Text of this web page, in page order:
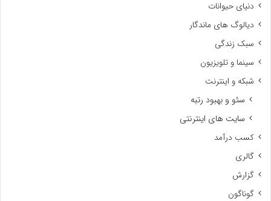
دنیای حیوانات
دیالوگ های ماندگار
سبک زندگی
سینما و تلویزیون
شبکه و اینترنت
سئو و بهبود رتبه
سایت های اینترنتی
کسب درآمد
گالری
گزارش
گوناگون